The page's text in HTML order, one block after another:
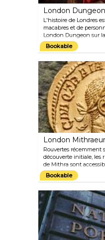
London Dungeon
L'histoire de Londres
macabres et de
London Dungeon sur
raconte certaines de
l'aide de costumes, de
emmène en 90
sanglant, horrible et
attention à Jack
chemin. Ce n'est pas
sensibles.
Bookable
London
Rouvertes récemment
découverte initiale, les
de Mithra sont
siège européen de
Walbrook. Quelques
œuvres d'art
Bookable